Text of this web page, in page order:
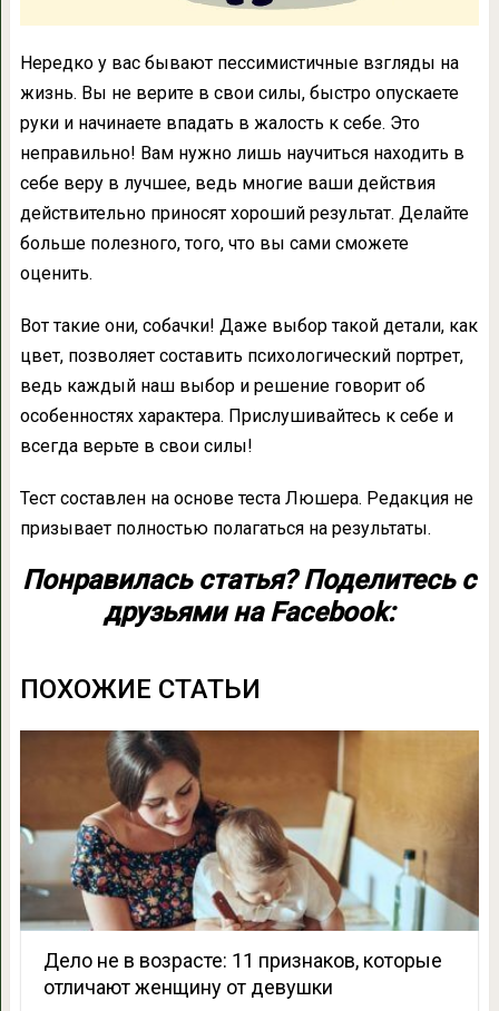
Нередко у вас бывают пессимистичные взгляды на
жизнь. Вы не верите в свои силы, быстро опускаете
руки и начинаете впадать в жалость к себе. Это
неправильно! Вам нужно лишь научиться находить в
себе веру в лучшее, ведь многие ваши действия
действительно приносят хороший результат. Делайте
больше полезного, того, что вы сами сможете
оценить.
Вот такие они, собачки! Даже выбор такой детали, как
цвет, позволяет составить психологический портрет,
ведь каждый наш выбор и решение говорит об
особенностях характера. Прислушивайтесь к себе и
всегда верьте в свои силы!
Тест составлен на основе теста Люшера. Редакция не
призывает полностью полагаться на результаты.
Понравилась статья? Поделитесь с
друзьями на Facebook:
ПОХОЖИЕ СТАТЬИ
Дело не в возрасте: 11 признаков, которые
отличают женщину от девушки